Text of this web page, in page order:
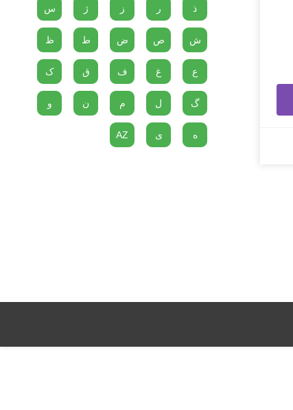
ذ ر ز ژ س
ش ص ض ط ظ
ع غ ف ق ک
گ ل م ن و
ه ی AZ